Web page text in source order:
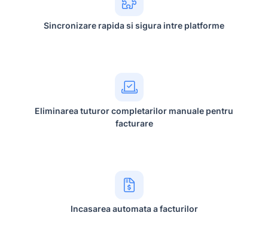
Sincronizare rapida si sigura intre platforme
Eliminarea tuturor completarilor manuale pentru
facturare
Incasarea automata a facturilor